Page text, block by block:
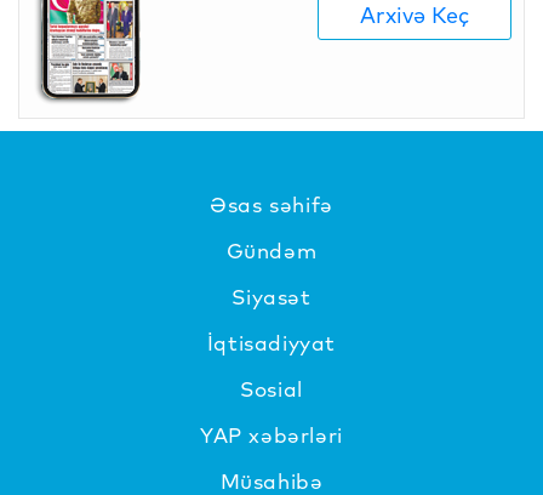
Arxivə Keç
Əsas səhifə
Gündəm
Siyasət
İqtisadiyyat
Sosial
YAP xəbərləri
Müsahibə